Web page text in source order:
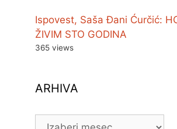
Ispovest, Saša Đani Ćurčić:
ŽIVIM STO GODINA
365 views
ARHIVA
ARHIVA